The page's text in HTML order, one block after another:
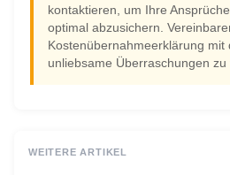
kontaktieren, um Ihre
optimal abzusichern.
Kostenübernahmeerklärung mit
unliebsame Überraschungen zu
WEITERE ARTIKEL